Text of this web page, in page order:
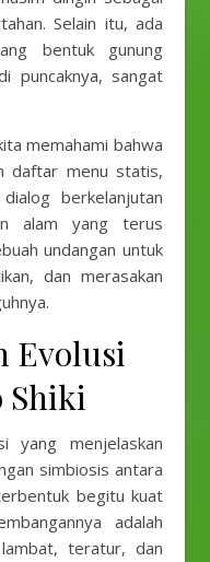
Selain itu, ada
bentuk gunung
puncaknya, sangat
memahami bahwa
daftar menu statis,
berkelanjutan
alam yang terus
undangan untuk
dan merasakan
Evolusi
Shiki
yang menjelaskan
simbiosis antara
begitu kuat
adalah
teratur, dan